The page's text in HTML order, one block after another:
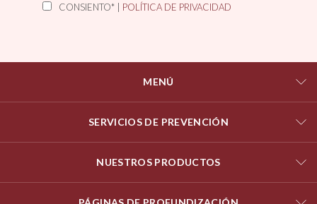
CONSIENTO* | POLÍTICA DE PRIVACIDAD
MENÚ
SERVICIOS DE PREVENCIÓN
NUESTROS PRODUCTOS